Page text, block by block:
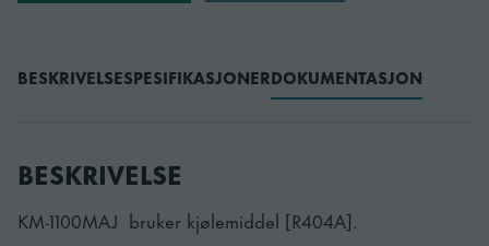
BESKRIVELSESPESIFIKASJONERDOKUMENTASJON
BESKRIVELSE
KM-1100MAJ bruker kjølemiddel [R404A].